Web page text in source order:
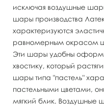
исключая воздушные
шары производства
характеризуются
равномерным окрасом
Эти шары удобны
хвостику, который
шары типа "пастель"
пастельными цветами,
мягкий блик. Воздушные